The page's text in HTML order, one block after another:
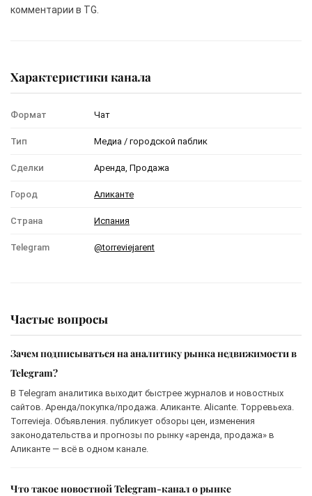
комментарии в TG.
Характеристики канала
Формат Чат
Тип Медиа / городской паблик
Сделки Аренда, Продажа
Город Аликанте
Страна Испания
Telegram @torreviejarent
Частые вопросы
Зачем подписываться на аналитику рынка недвижимости в
Telegram?
В Telegram аналитика выходит быстрее журналов и новостных
сайтов. Аренда/покупка/продажа. Аликанте. Alicante. Торревьеха.
Torrevieja. Объявления. публикует обзоры цен, изменения
законодательства и прогнозы по рынку «аренда, продажа» в
Аликанте — всё в одном канале.
Что такое новостной Telegram-канал о рынке